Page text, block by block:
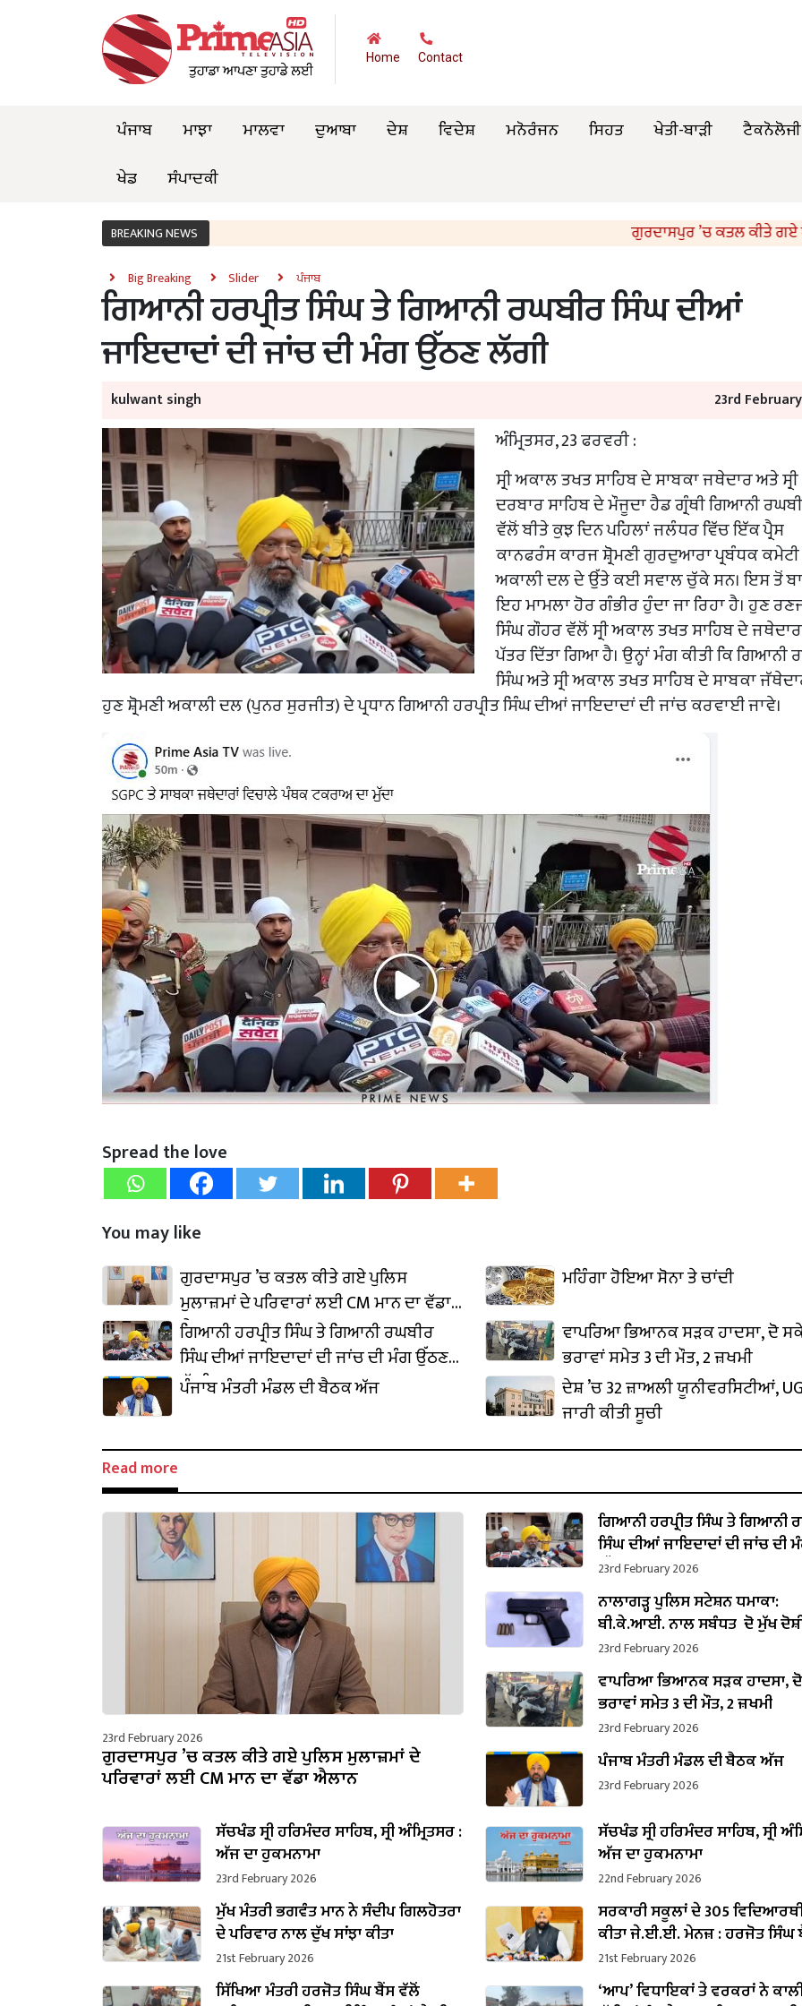
Home Contact
ਪੰਜਾਬ ਮਾਝਾ ਮਾਲਵਾ ਦੁਆਬਾ ਦੇਸ਼ ਵਿਦੇਸ਼ ਮਨੋਰੰਜਨ ਸਿਹਤ ਖੇਤੀ-ਬਾੜੀ ਟੈਕਨੋਲੋਜੀ
ਖੇਡ
ਸੰਪਾਦਕੀ
BREAKING NEWS ਗੁਰਦਾਸਪੁਰ ’ਚ ਕਤਲ ਕੀਤੇ ਗਏ ਪੁਲਿਸ
Big Breaking Slider ਪੰਜਾਬ
ਗਿਆਨੀ ਹਰਪ੍ਰੀਤ ਸਿੰਘ ਤੇ ਗਿਆਨੀ ਰਘਬੀਰ ਸਿੰਘ ਦੀਆਂ
ਜਾਇਦਾਦਾਂ ਦੀ ਜਾਂਚ ਦੀ ਮੰਗ ਉੱਠਣ ਲੱਗੀ
kulwant singh 23rd
ਅੰਮ੍ਰਿਤਸਰ, 23 ਫਰਵਰੀ :
ਸ੍ਰੀ ਅਕਾਲ ਤਖਤ ਸਾਹਿਬ ਦੇ ਸਾਬਕਾ ਜਥੇਦਾਰ ਅਤੇ ਸ੍ਰੀ
ਦਰਬਾਰ ਸਾਹਿਬ ਦੇ ਮੌਜੂਦਾ ਹੈਡ ਗ੍ਰੰਥੀ ਗਿਆਨੀ
ਵੱਲੋਂ ਬੀਤੇ ਕੁਝ ਦਿਨ ਪਹਿਲਾਂ ਜਲੰਧਰ ਵਿੱਚ ਇੱਕ ਪ੍ਰੈਸ
ਕਾਨਫਰੰਸ ਕਾਰਜ ਸ਼੍ਰੋਮਣੀ ਗੁਰਦੁਆਰਾ ਪ੍ਰਬੰਧਕ
ਅਕਾਲੀ ਦਲ ਦੇ ਉੱਤੇ ਕਈ ਸਵਾਲ ਚੁੱਕੇ ਸਨ। ਇਸ ਤੋਂ
ਇਹ ਮਾਮਲਾ ਹੋਰ ਗੰਭੀਰ ਹੁੰਦਾ ਜਾ ਰਿਹਾ ਹੈ। ਹੁਣ
ਸਿੰਘ ਗੌਹਰ ਵੱਲੋਂ ਸ੍ਰੀ ਅਕਾਲ ਤਖਤ ਸਾਹਿਬ ਦੇ
ਪੱਤਰ ਦਿੱਤਾ ਗਿਆ ਹੈ। ਉਨ੍ਹਾਂ ਮੰਗ ਕੀਤੀ ਕਿ ਗਿਆਨੀ
ਸਿੰਘ ਅਤੇ ਸ੍ਰੀ ਅਕਾਲ ਤਖਤ ਸਾਹਿਬ ਦੇ ਸਾਬਕਾ
ਹੁਣ ਸ਼੍ਰੋਮਣੀ ਅਕਾਲੀ ਦਲ (ਪੁਨਰ ਸੁਰਜੀਤ) ਦੇ ਪ੍ਰਧਾਨ ਗਿਆਨੀ ਹਰਪ੍ਰੀਤ ਸਿੰਘ ਦੀਆਂ ਜਾਇਦਾਦਾਂ ਦੀ ਜਾਂਚ ਕਰਵਾਈ ਜਾਵੇ।
Spread the love
You may like
ਗੁਰਦਾਸਪੁਰ ’ਚ ਕਤਲ ਕੀਤੇ ਗਏ ਪੁਲਿਸ
ਮੁਲਾਜ਼ਮਾਂ ਦੇ ਪਰਿਵਾਰਾਂ ਲਈ CM ਮਾਨ ਦਾ ਵੱਡਾ
ਐਲਾਨ
ਮਹਿੰਗਾ ਹੋਇਆ ਸੋਨਾ ਤੇ ਚਾਂਦੀ
ਗਿਆਨੀ ਹਰਪ੍ਰੀਤ ਸਿੰਘ ਤੇ ਗਿਆਨੀ ਰਘਬੀਰ
ਸਿੰਘ ਦੀਆਂ ਜਾਇਦਾਦਾਂ ਦੀ ਜਾਂਚ ਦੀ ਮੰਗ ਉੱਠਣ
ਲੱਗੀ
ਵਾਪਰਿਆ ਭਿਆਨਕ ਸੜਕ ਹਾਦਸਾ, ਦੋ
ਭਰਾਵਾਂ ਸਮੇਤ 3 ਦੀ ਮੌਤ, 2 ਜ਼ਖਮੀ
ਪੰਜਾਬ ਮੰਤਰੀ ਮੰਡਲ ਦੀ ਬੈਠਕ ਅੱਜ
ਦੇਸ਼ ’ਚ 32 ਜ਼ਾਅਲੀ ਯੂਨੀਵਰਸਿਟੀਆਂ,
ਜਾਰੀ ਕੀਤੀ ਸੂਚੀ
Read more
23rd February 2026
ਗੁਰਦਾਸਪੁਰ ’ਚ ਕਤਲ ਕੀਤੇ ਗਏ ਪੁਲਿਸ ਮੁਲਾਜ਼ਮਾਂ ਦੇ
ਪਰਿਵਾਰਾਂ ਲਈ CM ਮਾਨ ਦਾ ਵੱਡਾ ਐਲਾਨ
ਗਿਆਨੀ ਹਰਪ੍ਰੀਤ ਸਿੰਘ ਤੇ ਗਿਆਨੀ
ਸਿੰਘ ਦੀਆਂ ਜਾਇਦਾਦਾਂ ਦੀ ਜਾਂਚ ਦੀ
ਉੱਠਣ ਲੱਗੀ
23rd February 2026
ਨਾਲਾਗੜ੍ਹ ਪੁਲਿਸ ਸਟੇਸ਼ਨ ਧਮਾਕਾ:
ਬੀ.ਕੇ.ਆਈ. ਨਾਲ ਸਬੰਧਤ ਦੋ ਮੁੱਖ
ਪਿਸਤੌਲ ਸਮੇਤ ਗ੍ਰਿਫ਼ਤਾਰ
23rd February 2026
ਵਾਪਰਿਆ ਭਿਆਨਕ ਸੜਕ ਹਾਦਸਾ,
ਭਰਾਵਾਂ ਸਮੇਤ 3 ਦੀ ਮੌਤ, 2 ਜ਼ਖਮੀ
23rd February 2026
ਪੰਜਾਬ ਮੰਤਰੀ ਮੰਡਲ ਦੀ ਬੈਠਕ ਅੱਜ
23rd February 2026
ਸੱਚਖੰਡ ਸ੍ਰੀ ਹਰਿਮੰਦਰ ਸਾਹਿਬ, ਸ੍ਰੀ ਅੰਮ੍ਰਿਤਸਰ :
ਅੱਜ ਦਾ ਹੁਕਮਨਾਮਾ
23rd February 2026
ਸੱਚਖੰਡ ਸ੍ਰੀ ਹਰਿਮੰਦਰ ਸਾਹਿਬ, ਸ੍ਰੀ
ਅੱਜ ਦਾ ਹੁਕਮਨਾਮਾ
22nd February 2026
ਮੁੱਖ ਮੰਤਰੀ ਭਗਵੰਤ ਮਾਨ ਨੇ ਸੰਦੀਪ ਗਿਲਹੋਤਰਾ
ਦੇ ਪਰਿਵਾਰ ਨਾਲ ਦੁੱਖ ਸਾਂਝਾ ਕੀਤਾ
21st February 2026
ਸਰਕਾਰੀ ਸਕੂਲਾਂ ਦੇ 305
ਕੀਤਾ ਜੇ.ਈ.ਈ. ਮੇਨਜ਼ : ਹਰਜੋਤ ਸਿੰਘ
21st February 2026
ਸਿੱਖਿਆ ਮੰਤਰੀ ਹਰਜੋਤ ਸਿੰਘ ਬੈਂਸ ਵੱਲੋਂ
‘ਆਪ’ ਵਿਧਾਇਕਾਂ ਤੇ ਵਰਕਰਾਂ ਨੇ